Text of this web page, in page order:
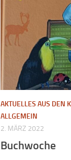
AKTUELLES AUS DEN
ALLGEMEIN
2. MÄRZ 2022
Buchwoche